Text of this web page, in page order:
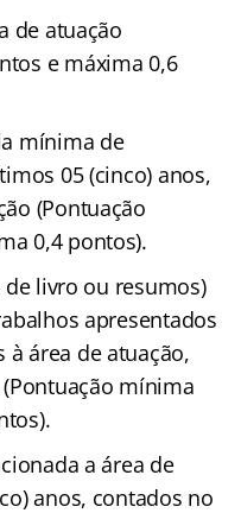
de atuação
e máxima 0,6
mínima de
05 (cinco) anos,
(Pontuação
0,4 pontos).
livro ou resumos)
apresentados
área de atuação,
mínima
a área de
anos, contados no